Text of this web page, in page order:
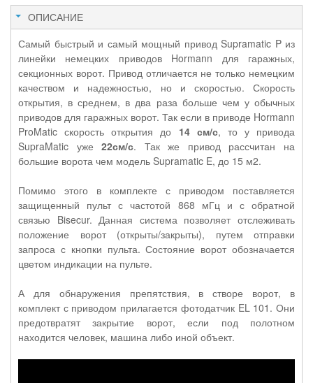
ОПИСАНИЕ
Самый быстрый и самый мощный привод Supramatic P из
линейки немецких приводов Hormann для гаражных,
секционных ворот. Привод отличается не только немецким
качеством и надежностью, но и скоростью. Скорость
открытия, в среднем, в два раза больше чем у обычных
приводов для гаражных ворот. Так если в приводе Hormann
ProMatic скорость открытия до 14 см/с, то у привода
SupraMatic уже22см/с. Так же привод рассчитан на
большие ворота чем модель Supramatic E, до 15 м2.
Помимо этого в комплекте с приводом поставляется
защищенный пульт с частотой 868 мГц и с обратной
связью Bisecur. Данная система позволяет отслеживать
положение ворот (открыты/закрыты), путем отправки
запроса с кнопки пульта. Состояние ворот обозначается
цветом индикации на пульте.
А для обнаружения препятствия, в створе ворот, в
комплект с приводом прилагается фотодатчик EL 101. Они
предотвратят закрытие ворот, если под полотном
находится человек, машина либо иной объект.